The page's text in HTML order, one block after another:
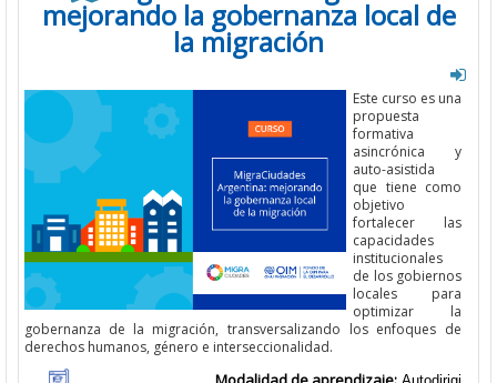
mejorando la gobernanza local de
la migración
Este curso es una
propuesta
formativa
asincrónica y
auto-asistida
que tiene como
objetivo
fortalecer las
capacidades
institucionales
de los gobiernos
locales para
optimizar la
gobernanza de la migración, transversalizando los enfoques de
derechos humanos, género e interseccionalidad.